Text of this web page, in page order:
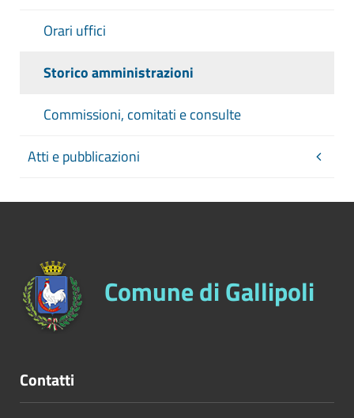
Orari uffici
Storico amministrazioni
Commissioni, comitati e consulte
Atti e pubblicazioni
Comune di Gallipoli
Contatti